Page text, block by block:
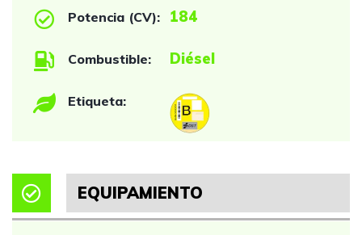
Potencia (CV): 184
Combustible: Diésel
Etiqueta:
EQUIPAMIENTO